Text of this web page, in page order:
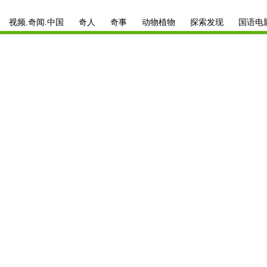
视频.奇闻.中国 奇人 奇事 动物植物 探索发现 国语电